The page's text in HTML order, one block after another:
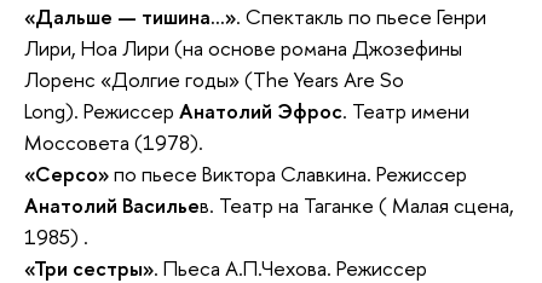
«Дальше — тишина…». Спектакль по пьесе Генри
Лири, Ноа Лири (на основе романа Джозефины
Лоренс «Долгие годы» (The Years Are So
Long). Режиссер Анатолий Эфрос. Театр имени
Моссовета (1978).
«Серсо»по пьесе Виктора Славкина. Режиссер
Анатолий Васильев. Театр на Таганке ( Малая сцена,
1985) .
«Три сестры». Пьеса А.П.Чехова. Режиссер